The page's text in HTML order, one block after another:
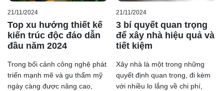
21/11/2024
Top xu hướng thiết kế
kiến trúc độc đáo dẫn
đầu năm 2024
Trong bối cảnh công nghệ phát
triển mạnh mẽ và gu thẩm mỹ
ngày càng được nâng cao,
21/11/2024
3 bí quyết quan trọng
để xây nhà hiệu quả và
tiết kiệm
Xây nhà là một trong những
quyết định quan trọng, đi kèm
với nhiều lo lắng về chi phí,